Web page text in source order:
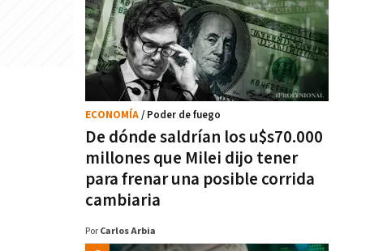
De dónde saldrían los u$s70.000
millones que Milei dijo tener
para frenar una posible corrida
cambiaria
ECONOMÍA/ Poder de fuego
Por Carlos Arbia